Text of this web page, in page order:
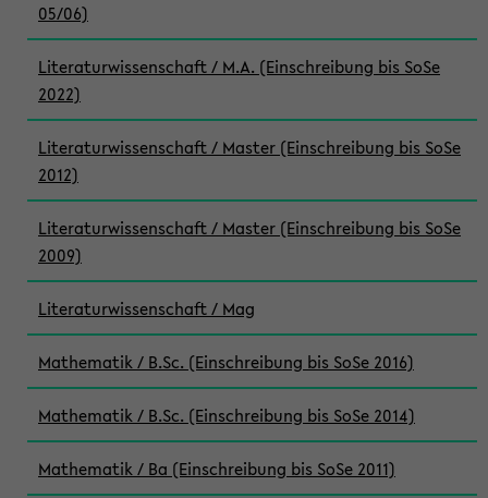
05/06)
Literaturwissenschaft / M.A. (Einschreibung bis SoSe
2022)
Literaturwissenschaft / Master (Einschreibung bis SoSe
2012)
Literaturwissenschaft / Master (Einschreibung bis SoSe
2009)
Literaturwissenschaft / Mag
Mathematik / B.Sc. (Einschreibung bis SoSe 2016)
Mathematik / B.Sc. (Einschreibung bis SoSe 2014)
Mathematik / Ba (Einschreibung bis SoSe 2011)